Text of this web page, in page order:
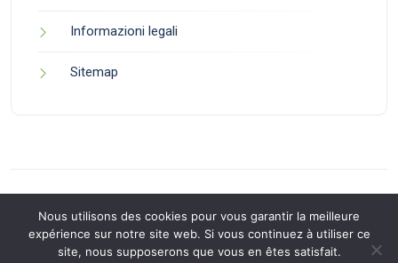
Informazioni legali
Sitemap
Back to Top
Nous utilisons des cookies pour vous garantir la meilleure
expérience sur notre site web. Si vous continuez à utiliser ce
site, nous supposerons que vous en êtes satisfait.